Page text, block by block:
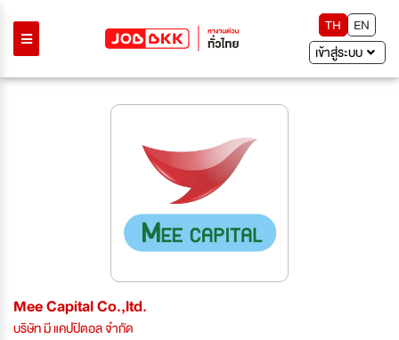
TH
EN
เข้าสู่ระบบ
Mee Capital Co.,ltd.
บริษัท มี แคปปิตอล จำกัด